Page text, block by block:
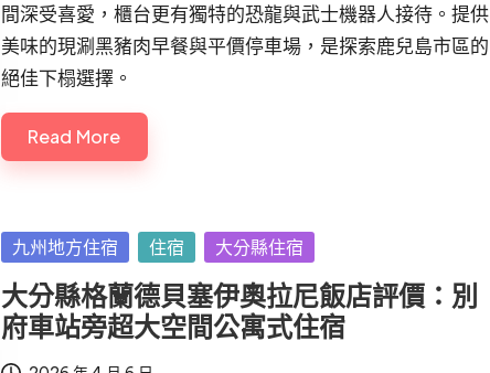
間深受喜愛，櫃台更有獨特的恐龍與武士機器人接待。提供
美味的現涮黑豬肉早餐與平價停車場，是探索鹿兒島市區的
絕佳下榻選擇。
Read More
Posted
in
九州地方住宿 住宿 大分縣住宿
大分縣格蘭德貝塞伊奧拉尼飯店評價：別
府車站旁超大空間公寓式住宿